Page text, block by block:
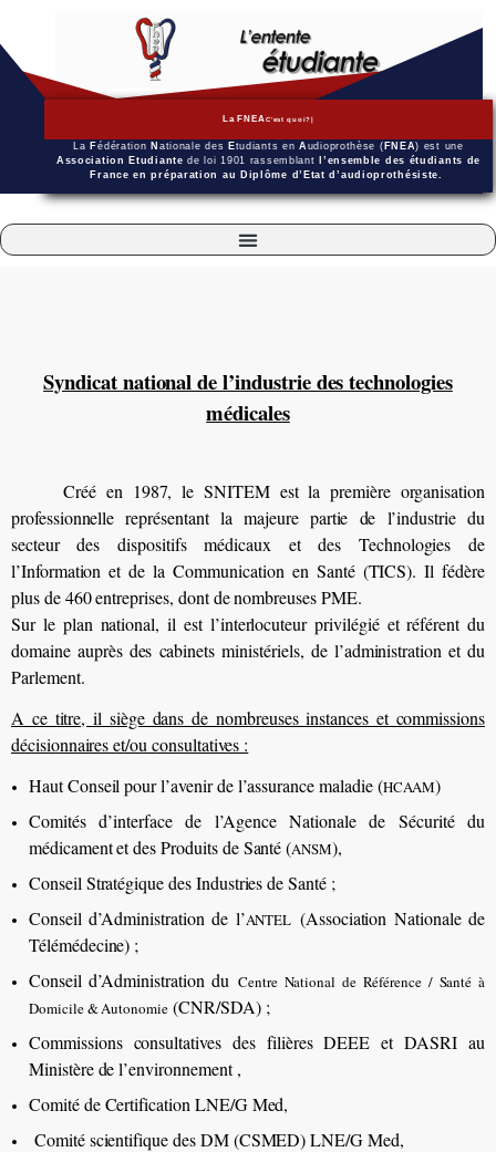
La FNEA
La Fédération N ationale des Etudiants enAudioprothèse ( FNEA) est une
Association Etudiante de loi 1901 rassemblant
l’ensemble des étudiants de
France en préparation au Diplôme d’Etat d’audioprothésiste.
Syndicat national de l’industrie des technologies
médicales
Créé en 1987, le SNITEM est la première organisation
professionnelle représentant la majeure partie de l’industrie du
secteur des dispositifs médicaux et des Technologies de
l’Information et de la Communication en Santé (TICS). Il fédère
plus de 460 entreprises, dont de nombreuses PME.
Sur le plan national, il est l’interlocuteur privilégié et référent du
domaine auprès des cabinets ministériels, de l’administration et du
Parlement.
A ce titre, il siège dans de nombreuses instances et commissions
décisionnaires et/ou consultatives :
Haut Conseil pour l’avenir de l’assurance maladie (HCAAM)
Comités d’interface de l’Agence Nationale de Sécurité du
médicament et des Produits de Santé (ANSM),
Conseil Stratégique des Industries de Santé ;
Conseil d’Administration de l’ANTEL (Association Nationale de
Télémédecine) ;
Conseil d’Administration duCentre National de Référence / Santé à
Domicile & Autonomie(CNR/SDA) ;
Commissions consultatives des filières DEEE et DASRI au
Ministère de l’environnement ,
Comité de Certification LNE/G Med,
Comité scientifique des DM (CSMED) LNE/G Med,